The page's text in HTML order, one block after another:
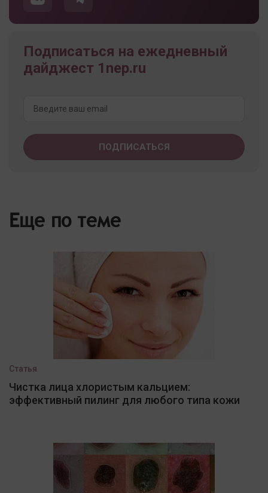
Подписаться на ежедневный
дайджест 1nep.ru
Еще по теме
Статья
Чистка лица хлористым кальцием:
эффективный пилинг для любого типа кожи